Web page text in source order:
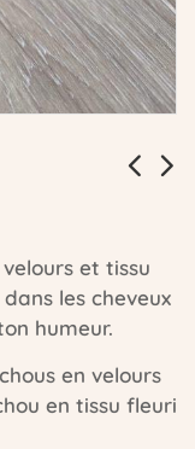
et tissu
les cheveux
humeur.
en velours
en tissu fleuri